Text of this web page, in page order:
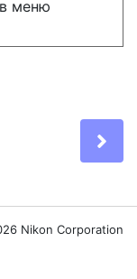
меню
Nikon Corporation